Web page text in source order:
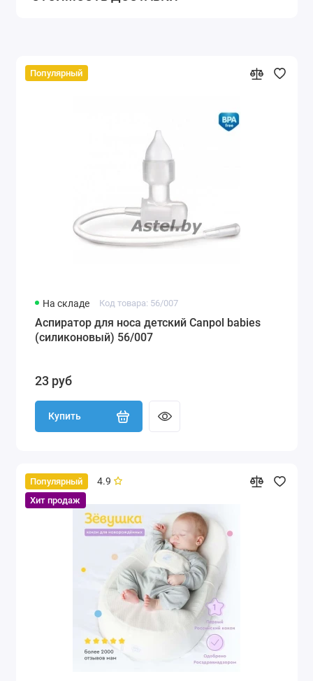
Популярный
На складе Код товара: 56/007
Аспиратор для носа детский Canpol babies
(силиконовый) 56/007
23 руб
Купить
Популярный
Хит продаж
4.9